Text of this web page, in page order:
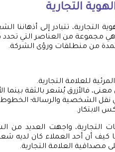
التجارية
التجارية، تتبادر إلى أذهاننا
هي مجموعة من العناصر التي
من منطلقات ورؤى الشركة.
للعلامة التجارية.
فالأزرق يُشعر بالثقة بينما
الشخصية والرسالة؛ الخطوط
الابتكار.
التجارية، واجهت العديد من
أن أحد العملاء كان لديه
مصداقية العلامة التجارية.